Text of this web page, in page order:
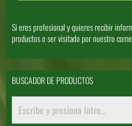
Si eres profesional y quieres recibir
productos o ser visitado por nuestro
BUSCADOR DE PRODUCTOS